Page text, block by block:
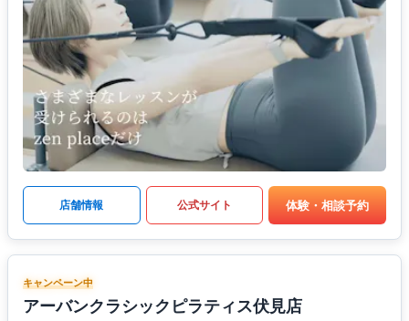
店舗情報 公式サイト 体験・相談予約
キャンペーン中
アーバンクラシックピラティス伏見店